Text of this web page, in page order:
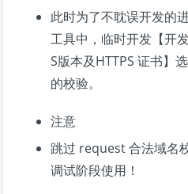
此时为了不耽误开发的
工具中，临时开发【开
S版本及HTTPS 证书】
的校验。
注意
跳过 request 合法域名
调试阶段使用！